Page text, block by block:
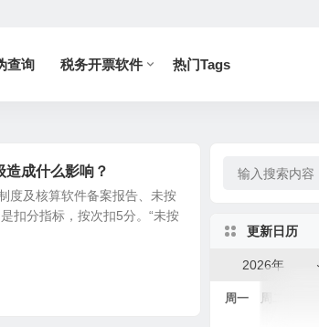
查询 税务开票软件 热门Tags
成什么影响？
度及核算软件备案报告、未按
扣分指标，按次扣5分。“未按
更新日历
2026年
周一 周二